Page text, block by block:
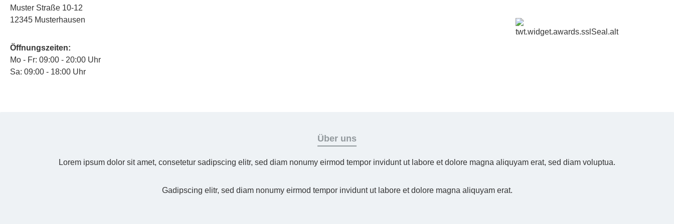
Muster Straße 10-12
12345 Musterhausen
Öffnungszeiten:
Mo - Fr: 09:00 - 20:00 Uhr
Sa: 09:00 - 18:00 Uhr
Über uns
Lorem ipsum dolor sit amet, consetetur sadipscing elitr, sed diam nonumy eirmod tempor invidunt ut labore et dolore magna aliquyam erat, sed diam voluptua.
Gadipscing elitr, sed diam nonumy eirmod tempor invidunt ut labore et dolore magna aliquyam erat.